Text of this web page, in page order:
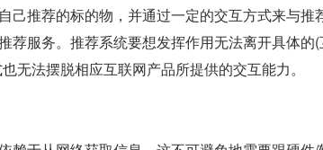
己推荐的标的物，并通过一定的交互方式来与推
荐服务。推荐系统要想发挥作用无法离开具体的
无法摆脱相应互联网产品所提供的交互能力。